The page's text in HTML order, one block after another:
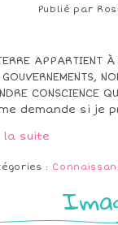
Publié par
APPARTIENT À
GOUVERNEMENTS,
CONSCIENCE
demande si je
la suite
: